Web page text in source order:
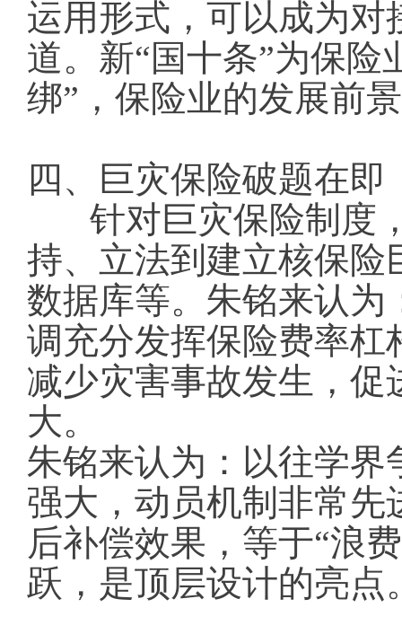
运用形式，可以成为
道。新“国十条”为保
绑”，保险业的发展前
四、巨灾保险破题在即
针对巨灾保险制度
持、立法到建立核保险
数据库等。朱铭来认为
调充分发挥保险费率杠
减少灾害事故发生，
大。
朱铭来认为：以往学
强大，动员机制非常
后补偿效果，等于“浪
跃，是顶层设计的亮点